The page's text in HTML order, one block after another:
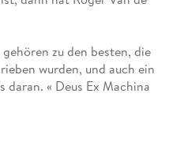
zu den besten, die
wurden, und auch ein
« Deus Ex Machina
Kluy, Buchkultur